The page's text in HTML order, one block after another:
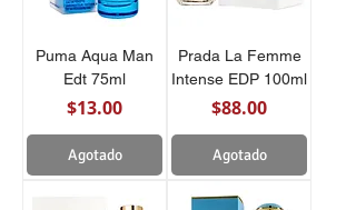
Puma Aqua Man
Edt 75ml
Precio
$13.00
Agotado
Prada La Femme
Intense EDP 100ml
Precio
$88.00
Agotado